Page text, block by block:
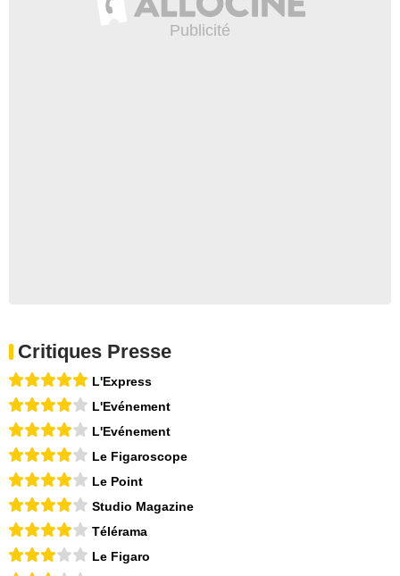
Critiques Presse
L'Express
L'Evénement
L'Evénement
Le Figaroscope
Le Point
Studio Magazine
Télérama
Le Figaro